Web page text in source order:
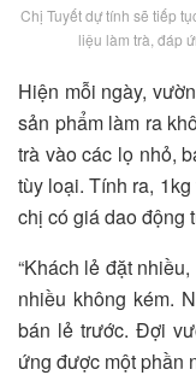
Chị Tuyết dự tính sẽ tiếp
liệu làm trà, đáp
Hiện mỗi ngày,
sản phẩm làm ra
trà vào các lọ nhỏ,
tùy loại. Tính ra,
chị có giá dao động
“Khách lẻ đặt
nhiều không kém.
bán lẻ trước. Đợi
ứng được một phần